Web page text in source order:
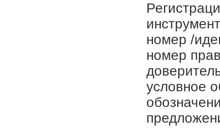
номер /
номер
условное